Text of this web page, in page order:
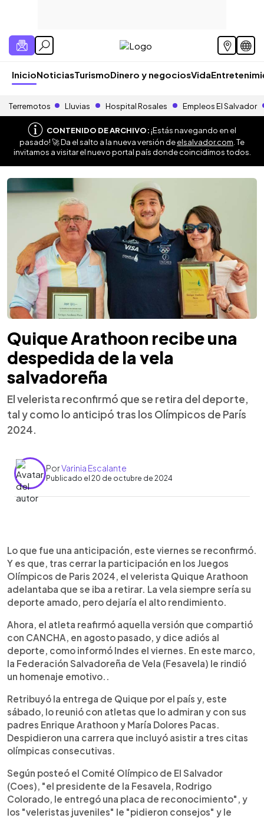
InicioNoticiasTurismoDinero y negociosVida
Terremotos Lluvias Hospital Rosales Empleos El Salvador
CONTENIDO DE ARCHIVO:¡Estás navegando en el
pasado! 🚀 Da el salto a la nueva versión deelsalvador.com . Te
invitamos a visitar el nuevo portal país donde coincidimos todos.
Quique Arathoon recibe una
despedida de la vela
salvadoreña
El velerista reconfirmó que se retira del deporte,
tal y como lo anticipó tras los Olímpicos de París
2024.
PorVarinia Escalante
Publicado el 20 de octubre de 2024
► Escuchar artículo
Lo que fue una anticipación, este viernes se reconfirmó.
Y es que, tras cerrar la participación en los Juegos
Olímpicos de Paris 2024, el velerista Quique Arathoon
adelantaba que se iba a retirar. La vela siempre sería su
deporte amado, pero dejaría el alto rendimiento.
Ahora, el atleta reafirmó aquella versión que compartió
con CANCHA, en agosto pasado, y dice adiós al
deporte, como informó Indes el viernes. En este marco,
la Federación Salvadoreña de Vela (Fesavela) le rindió
un homenaje emotivo..
Retribuyó la entrega de Quique por el país y, este
sábado, lo reunió con atletas que lo admiran y con sus
padres Enrique Arathoon y María Dolores Pacas.
Despidieron una carrera que incluyó asistir a tres citas
olímpicas consecutivas.
Según posteó el Comité Olímpico de El Salvador
(Coes), "el presidente de la Fesavela, Rodrigo
Colorado, le entregó una placa de reconocimiento", y
los "veleristas juveniles" le "pidieron consejos" y le